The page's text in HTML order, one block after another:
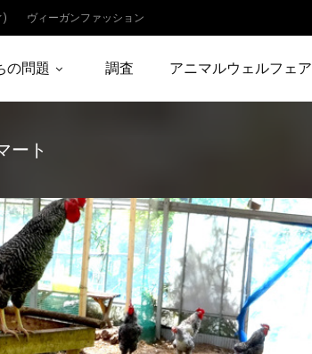
の問題 調査 アニマルウェルフェア
) ヴィーガンファッション
ート